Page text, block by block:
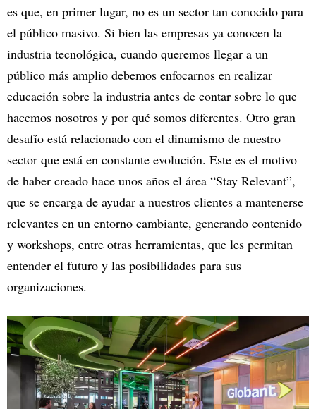
es que, en primer lugar, no es un sector tan conocido para
el público masivo. Si bien las empresas ya conocen la
industria tecnológica, cuando queremos llegar a un
público más amplio debemos enfocarnos en realizar
educación sobre la industria antes de contar sobre lo que
hacemos nosotros y por qué somos diferentes. Otro gran
desafío está relacionado con el dinamismo de nuestro
sector que está en constante evolución. Este es el motivo
de haber creado hace unos años el área “Stay Relevant”,
que se encarga de ayudar a nuestros clientes a mantenerse
relevantes en un entorno cambiante, generando contenido
y workshops, entre otras herramientas, que les permitan
entender el futuro y las posibilidades para sus
organizaciones.